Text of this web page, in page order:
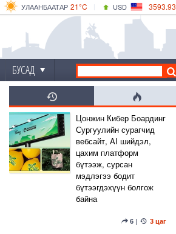
21°C
УЛААНБААТАР
24°C
ДАРХАН
21°C
ЭРДЭНЭТ
USD 3593.93
4149.01
БУСАД
Цонжин Кибер Боардинг
Сургуулийн сурагчид
вебсайт, AI шийдэл,
цахим платформ
бүтээж, сурсан
мэдлэгээ бодит
бүтээгдэхүүн болгож
байна
6| 3 цаг